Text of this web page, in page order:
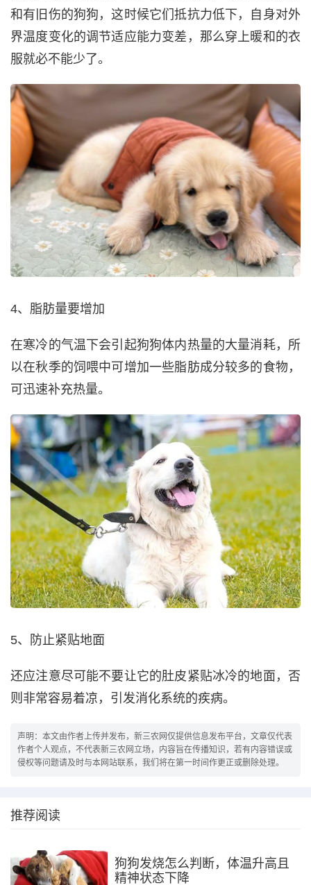
和有旧伤的狗狗，这时候它们抵抗力低下，自身对外
界温度变化的调节适应能力变差，那么穿上暖和的衣
服就必不能少了。
4、脂肪量要增加
在寒冷的气温下会引起狗狗体内热量的大量消耗，所
以在秋季的饲喂中可增加一些脂肪成分较多的食物，
可迅速补充热量。
5、防止紧贴地面
还应注意尽可能不要让它的肚皮紧贴冰冷的地面，否
则非常容易着凉，引发消化系统的疾病。
声明：本文由作者上传并发布，新三农网仅提供信息发布平台，文章仅代表
作者个人观点，不代表新三农网立场，内容旨在传播知识，若有内容错误或
侵权等问题请及时与本网站联系，我们将在第一时间作更正或删除处理。
推荐阅读
狗狗发烧怎么判断，体温升高且
精神状态下降